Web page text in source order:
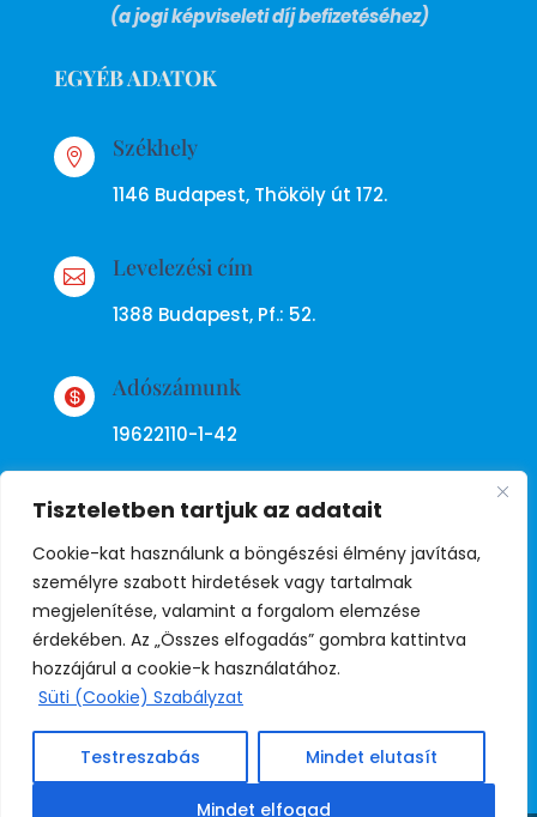
Tiszteletben tartjuk az adatait
Cookie-kat használunk a böngészési élmény javítása,
személyre szabott hirdetések vagy tartalmak
megjelenítése, valamint a forgalom elemzése
érdekében. Az „Összes elfogadás” gombra kattintva
hozzájárul a cookie-k használatához.
Süti (Cookie) Szabályzat
Testreszabás Mindet elutasít
Mindet elfogad
(a jogi képviseleti díj befizetéséhez)
EGYÉB ADATOK
 Székhely
1146 Budapest, Thököly út 172.
 Levelezési cím
1388 Budapest, Pf.: 52.
 Adószámunk
19622110-1-42
Adatkezelési tájékoztató
© Copyright Független Rendőr
Szakszervezet
Weboldal:Juda